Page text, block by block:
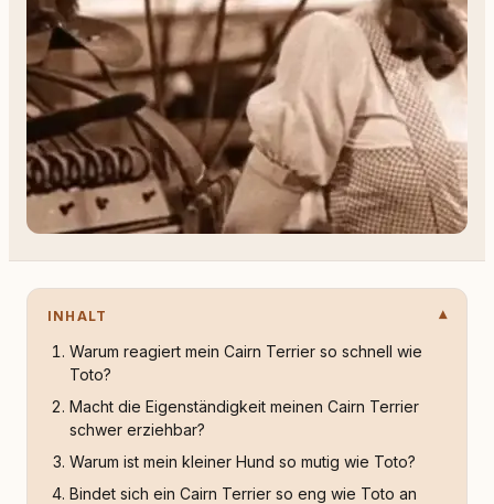
INHALT
Warum reagiert mein Cairn Terrier so schnell wie
Toto?
Macht die Eigenständigkeit meinen Cairn Terrier
schwer erziehbar?
Warum ist mein kleiner Hund so mutig wie Toto?
Bindet sich ein Cairn Terrier so eng wie Toto an